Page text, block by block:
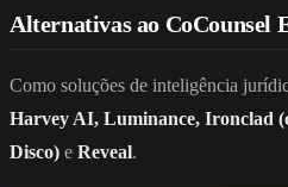
Alternativas ao CoCounsel
Como soluções de inteligência
Harvey AI, Luminance, Ironclad
Disco) e Reveal.